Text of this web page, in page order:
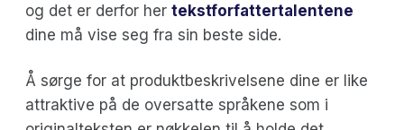
og det er derfor her tekstforfattertalentene
dine må vise seg fra sin beste side.
Å sørge for at produktbeskrivelsene dine er like
attraktive på de oversatte språkene som i